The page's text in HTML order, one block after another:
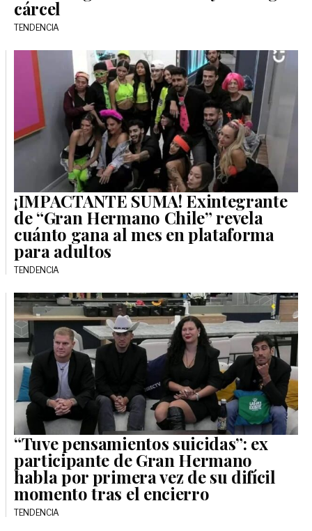
cárcel
TENDENCIA
¡IMPACTANTE SUMA! Exintegrante
de “Gran Hermano Chile” revela
cuánto gana al mes en plataforma
para adultos
TENDENCIA
“Tuve pensamientos suicidas”: ex
participante de Gran Hermano
habla por primera vez de su difícil
momento tras el encierro
TENDENCIA